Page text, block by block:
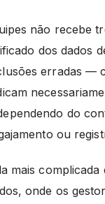
não recebe
dos dados
erradas —
do
ou
mais complicada
onde os